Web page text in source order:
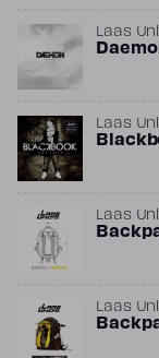
Laas
Laas
Laas
Laas